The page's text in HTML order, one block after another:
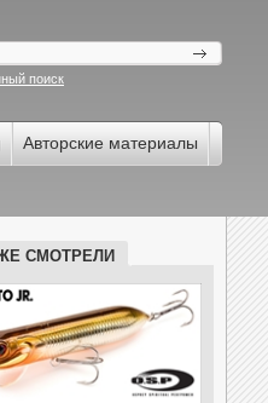
поиск
Авторские материалы
СМОТРЕЛИ